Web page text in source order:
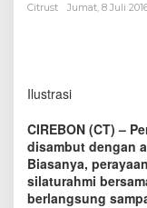
Citrust Jumat, 8 Juli
Ilustrasi
CIREBON (CT) –
disambut dengan
Biasanya,
silaturahmi
berlangsung